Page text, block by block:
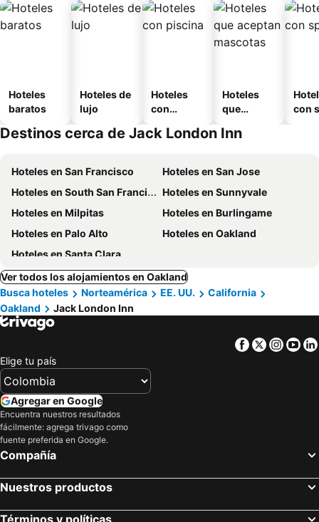
Hoteles
baratos
Hoteles de
lujo
Hoteles
con
Hoteles
que
mascotas
con
Destinos cerca de Jack London Inn
Hoteles en San Francisco
Hoteles en San Jose
Hoteles en South San Francisco
Hoteles en Sunnyvale
Hoteles en Milpitas
Hoteles en Burlingame
Hoteles en Palo Alto
Hoteles en Oakland
Hoteles en Santa Clara
Ver todos los alojamientos en Oakland
Busca hoteles
Norteamérica EE. UU.
California
Oakland
Jack London Inn
Facebook
Twitter
Elige tu país
Agregar en Google
Encuentra nuestros resultados
fácilmente: agrega trivago como
fuente preferida en Google.
Compañía
Nuestros productos